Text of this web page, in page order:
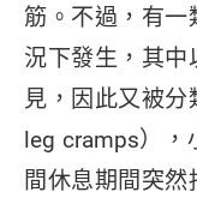
筋。不過，有
況下發生，其
見，因此又被
leg cramps），
間休息期間突